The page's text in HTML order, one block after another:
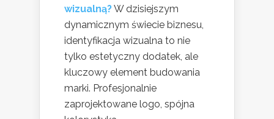
wizualną?W dzisiejszym
dynamicznym świecie biznesu,
identyfikacja wizualna to nie
tylko estetyczny dodatek, ale
kluczowy element budowania
marki. Profesjonalnie
zaprojektowane logo, spójna